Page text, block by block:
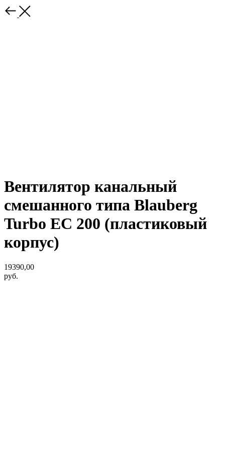
Вентилятор канальный
смешанного типа Blauberg
Turbo EC 200 (пластиковый
корпус)
19390,00
руб.